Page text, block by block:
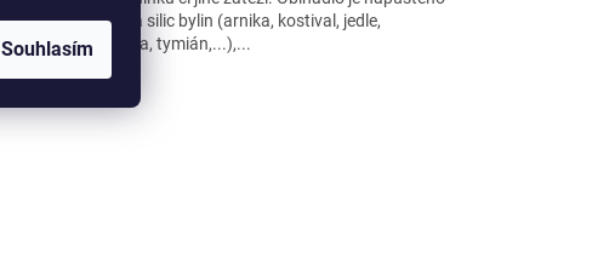
Souhlasím
směsí extraktů a silic bylin (arnika, kostival, jedle,
eukalyptus, máta, tymián,...),...